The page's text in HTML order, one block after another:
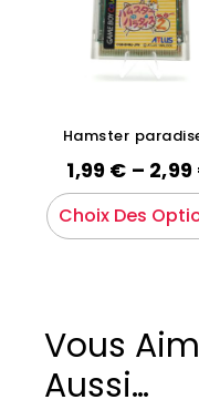
Hamster
1,99 € – 2,99
Choix Des
Vous
Aussi…